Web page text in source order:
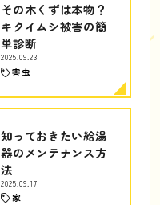
その木くずは本物？
キクイムシ被害の簡
単診断
2025.09.23
害虫
知っておきたい給湯
器のメンテナンス方
法
2025.09.17
家